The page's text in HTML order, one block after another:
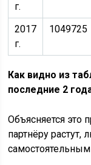
г.
2017
г.
1049725
Как видно из
последние 2
Объясняется это
партнёру растут,